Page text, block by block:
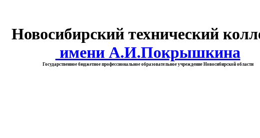
Новосибирский технический
имени А.И.Покрышкина
Государственное бюджетное профессиональное образовательное учреждение Новосибирской области